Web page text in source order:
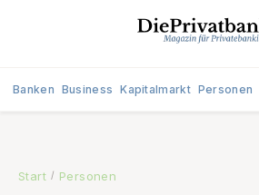
Banken Business Kapitalmarkt Personen
Start / Personen